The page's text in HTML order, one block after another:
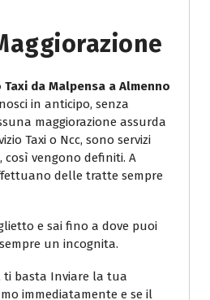
Taxi da Malpensa a Almenno
in anticipo, senza
maggiorazione assurda
Taxi o Ncc, sono servizi
vengono definiti. A
delle tratte sempre
e sai fino a dove puoi
un incognita.
ti basta Inviare la tua
immediatamente e se il